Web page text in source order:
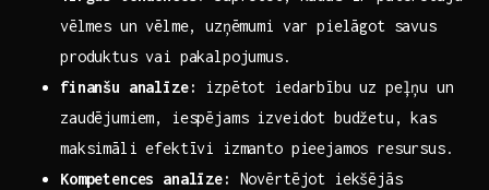
⁤vēlmes un vēlme, uzņēmumi var pielāgot savus
produktus vai pakalpojumus.
finanšu analīze:
izpētot iedarbību uz peļņu un
zaudējumiem, iespējams‌ izveidot budžetu, kas
maksimāli efektīvi izmanto pieejamos resursus.
Kompetences ‌analīze:
Novērtējot iekšējās